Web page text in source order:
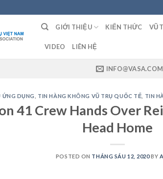
GIỚI THIỆU KIẾN THỨC VŨ
VIDEO LIÊN HỆ
ỨNG DỤNG TIN HÀNG KHÔNG VŨ TRỤ QUỐC TẾ TIN
41 Crew Hands Over
Head Home
POSTED ON THÁNG SÁU 12, 2020BY